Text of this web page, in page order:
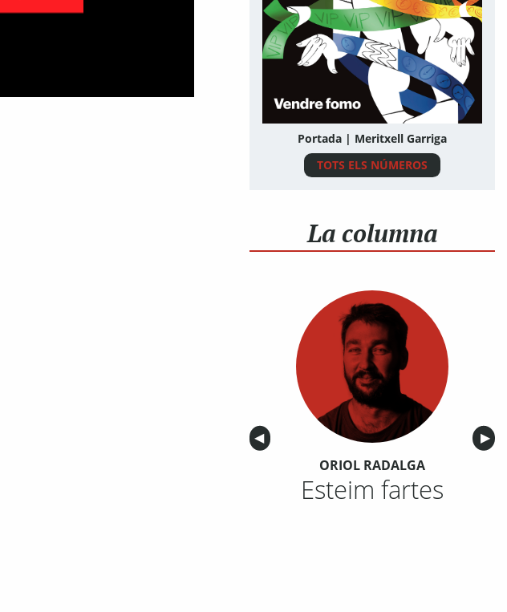
Portada | Meritxell Garriga
TOTS ELS NÚMEROS
La columna
Anterior
◀︎ ▶︎
ORIOL RADALGA
Esteim fartes